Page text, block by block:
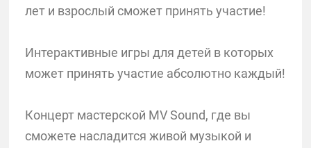
лет и взрослый сможет принять участие!
Интерактивные игры для детей в которых
может принять участие абсолютно каждый!
Концерт мастерской MV Sound, где вы
сможете насладится живой музыкой и